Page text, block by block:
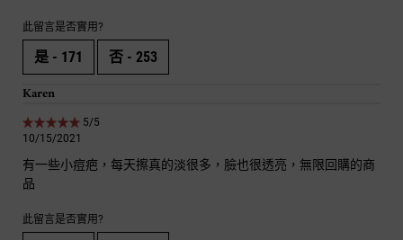
此留言是否實用?
是 - 171 否 - 253
Karen
5 out of 5 stars.
5/5
10/15/2021
有一些小痘疤，每天擦真的淡很多，臉也很透亮，無限回購的商
品
此留言是否實用?